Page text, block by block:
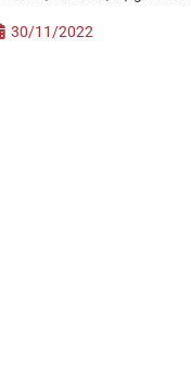
30/11/2022